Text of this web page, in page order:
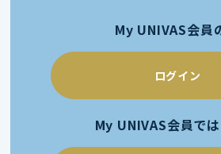
My UNIVAS会員
ログイン
My UNIVAS会員で